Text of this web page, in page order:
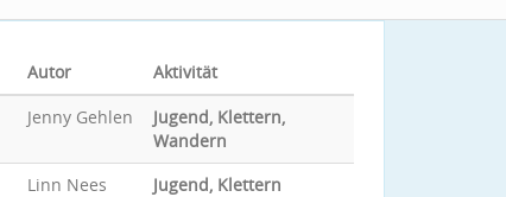
Autor
Aktivität
Jenny Gehlen
Jugend, Klettern,
Wandern
Linn Nees
Jugend, Klettern